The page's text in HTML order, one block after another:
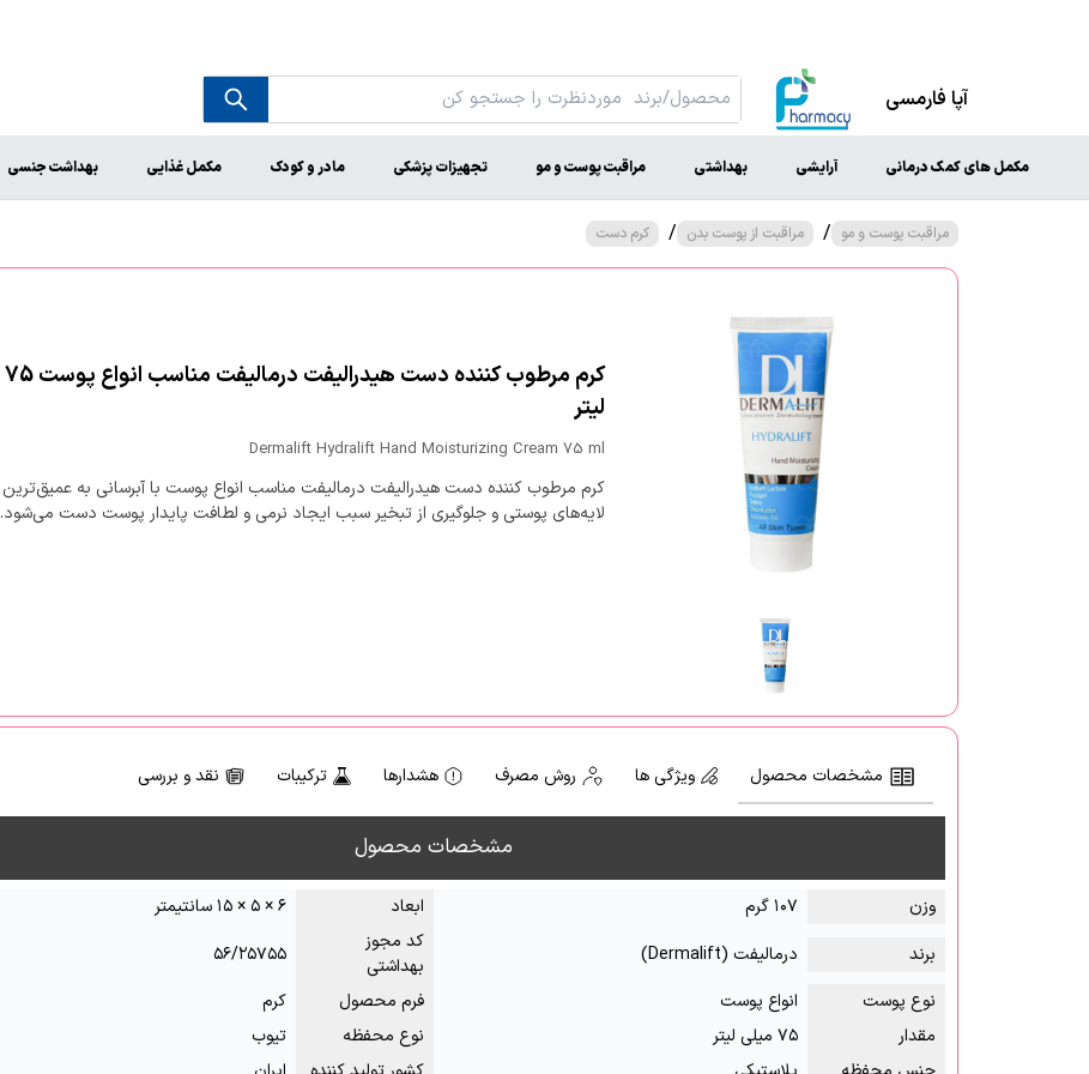
آپا فارمسی
مکمل های کمک درمانی آرایشی بهداشتی مراقبت پوست و مو تجهیزات پزشکی مادر و کودک مکمل غذایی بهداشت جنسی
مراقبت پوست و مو / مراقبت از پوست بدن / کرم دست
لیتر
Dermalift Hydralift Hand Moisturizing Cream 75 ml
کرم مرطوب کننده دست هیدرالیفت درمالیفت مناسب انواع پوست با آبرسانی به عمیق‌ترین
لایه‌های پوستی و جلوگیری از تبخیر سبب ایجاد نرمی و لطافت پایدار پوست دست می‌شود.
مشخصات محصول ویژگی ها روش مصرف هشدارها ترکیبات نقد و بررسی
مشخصات محصول
وزن ۱۰۷ گرم ابعاد
۶ × ۵ × ۱۵ سانتیمتر
برند
درمالیفت (Dermalift)
کد مجوز
بهداشتی
۵۶/۲۵۷۵۵
نوع پوست
انواع پوست فرم محصول
کرم
مقدار
۷۵ میلی لیتر نوع محفظه
تیوب